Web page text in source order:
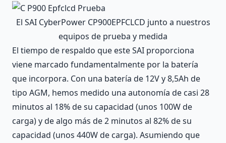
El SAI CyberPower CP900EPFCLCD junto a nuestros
equipos de prueba y medida
El tiempo de respaldo que este SAI proporciona
viene marcado fundamentalmente por la batería
que incorpora. Con una batería de 12V y 8,5Ah de
tipo AGM, hemos medido una autonomía de casi 28
minutos al 18% de su capacidad (unos 100W de
carga) y de algo más de 2 minutos al 82% de su
capacidad (unos 440W de carga). Asumiendo que